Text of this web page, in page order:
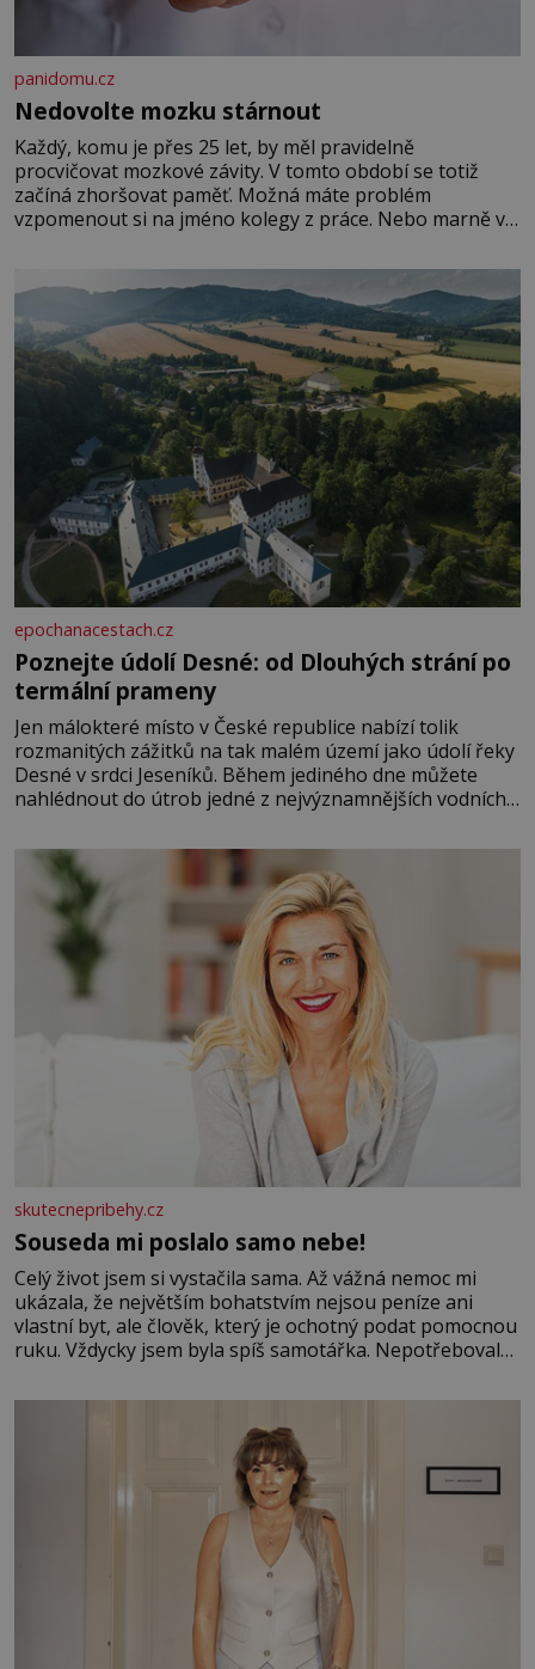
panidomu.cz
Nedovolte mozku stárnout
Každý, komu je přes 25 let, by měl pravidelně
procvičovat mozkové závity. V tomto období se totiž
začíná zhoršovat paměť. Možná máte problém
vzpomenout si na jméno kolegy z práce. Nebo marně v
Je to opravdu tak, s věkem jako kdyby se paměť
rozhodla stávkovat. Cvičte
epochanacestach.cz
Poznejte údolí Desné: od Dlouhých strání po
termální prameny
Jen málokteré místo v České republice nabízí tolik
rozmanitých zážitků na tak malém území jako údolí řeky
Desné v srdci Jeseníků. Během jediného dne můžete
nahlédnout do útrob jedné z nejvýznamnějších vodních
se na koloběžce a den zakončit poznáváním památek ve
Velkých Losinách nebo v termálním
skutecnepribehy.cz
Souseda mi poslalo samo nebe!
Celý život jsem si vystačila sama. Až vážná nemoc mi
ukázala, že největším bohatstvím nejsou peníze ani
vlastní byt, ale člověk, který je ochotný podat pomocnou
ruku. Vždycky jsem byla spíš samotářka. Nepotřebovala
mi knihy, práce a hlavně klid. Hned po studiích jsem